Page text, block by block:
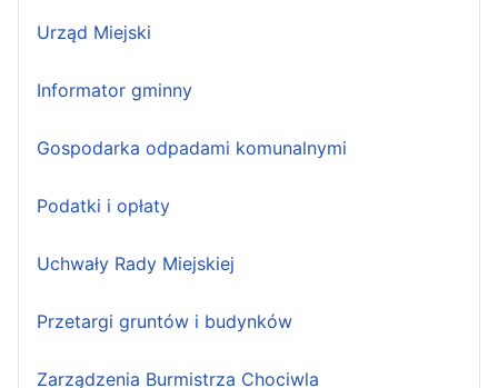
Urząd Miejski
Informator gminny
Gospodarka odpadami komunalnymi
Podatki i opłaty
Uchwały Rady Miejskiej
Przetargi gruntów i budynków
Zarządzenia Burmistrza Chociwla